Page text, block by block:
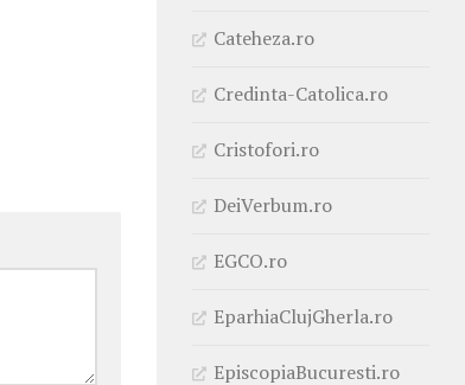
Cateheza.ro
Credinta-Catolica.ro
Cristofori.ro
DeiVerbum.ro
EGCO.ro
EparhiaClujGherla.ro
EpiscopiaBucuresti.ro